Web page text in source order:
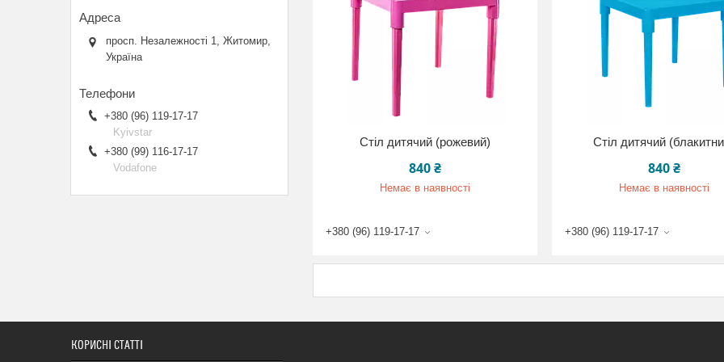
Стіл дитячий (рожевий)
840 ₴
Немає в наявності
+380 (96) 119-17-17
Стіл дитячий
840 ₴
Немає в наявності
+380 (96) 119-17-17
просп. Незалежності 1, Житомир,
Україна
+380 (96) 119-17-17
Kyivstar
+380 (99) 116-17-17
Vodafone
КОРИСНІ СТАТТІ